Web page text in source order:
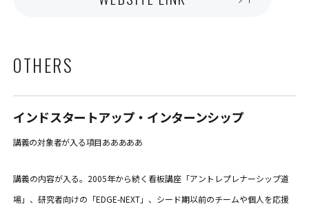
OTHERS
インドスタートアップ・インターンシップ
講義の対象者が入る項目あああああ
講義の内容が入る。2005年から続く看板講座「アントレプレナーシップ道
場」、研究者向けの「EDGE-NEXT」、シード期以前のチームや個人を応援